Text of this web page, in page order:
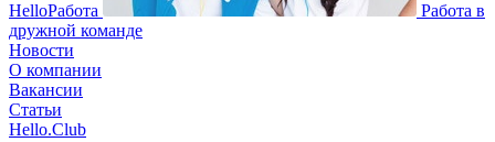
HelloРабота
Работа в
дружной команде
Новости
О компании
Вакансии
Статьи
Hello.Club